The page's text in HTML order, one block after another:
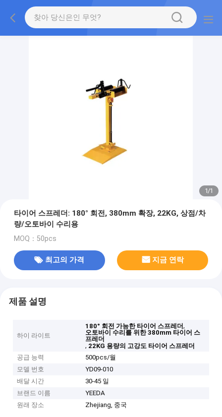
1/1
타이어 스프레더: 180° 회전, 380mm 확장, 22KG, 상점/차
량/오토바이 수리용
MOQ：50pcs
최고의 가격 지금 연락
제품 설명
하이 라이트
180° 회전 가능한 타이어 스프레더,
오토바이 수리를 위한 380mm 타이어 스
프레더
, 22KG 용량의 고강도 타이어 스프레더
공급 능력
500pcs/월
모델 번호
YD09-010
배달 시간
30-45 일
브랜드 이름
YEEDA
원래 장소
Zhejiang, 중국